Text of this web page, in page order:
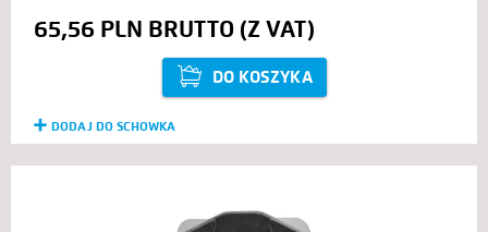
65,56 PLN
DO KOSZYKA
DODAJ DO SCHOWKA